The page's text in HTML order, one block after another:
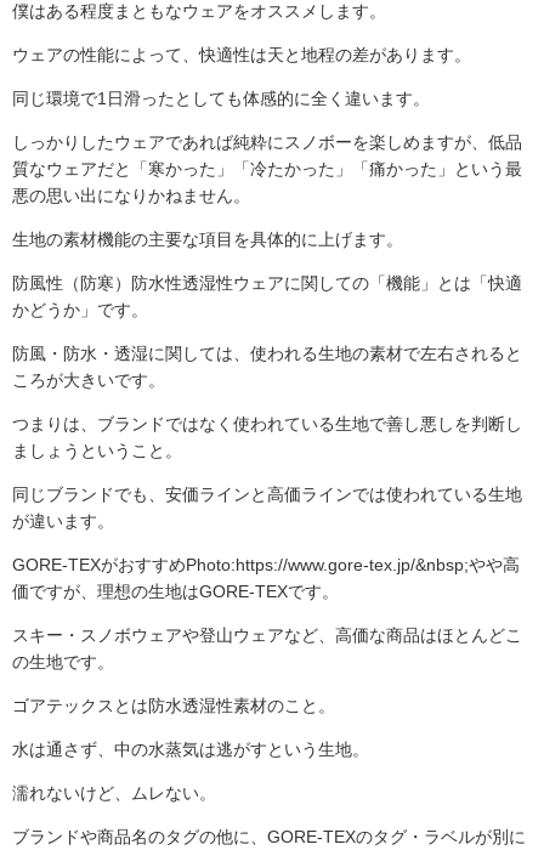
僕はある程度まともなウェアをオススメします。
ウェアの性能によって、快適性は天と地程の差があります。
同じ環境で1日滑ったとしても体感的に全く違います。
しっかりしたウェアであれば純粋にスノボーを楽しめますが、低品
質なウェアだと「寒かった」「冷たかった」「痛かった」という最
悪の思い出になりかねません。
生地の素材機能の主要な項目を具体的に上げます。
防風性（防寒）防水性透湿性ウェアに関しての「機能」とは「快適
かどうか」です。
防風・防水・透湿に関しては、使われる生地の素材で左右されると
ころが大きいです。
つまりは、ブランドではなく使われている生地で善し悪しを判断し
ましょうということ。
同じブランドでも、安価ラインと高価ラインでは使われている生地
が違います。
GORE-TEXがおすすめPhoto:https://www.gore-tex.jp/&nbsp;やや高
価ですが、理想の生地はGORE-TEXです。
スキー・スノボウェアや登山ウェアなど、高価な商品はほとんどこ
の生地です。
ゴアテックスとは防水透湿性素材のこと。
水は通さず、中の水蒸気は逃がすという生地。
濡れないけど、ムレない。
ブランドや商品名のタグの他に、GORE-TEXのタグ・ラベルが別に